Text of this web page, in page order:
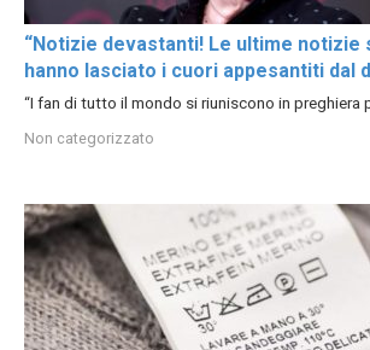
“Notizie devastanti! Le ultime notizie
hanno lasciato i cuori appesantiti dal
“I fan di tutto il mondo si riuniscono in preghiera
Non categorizzato